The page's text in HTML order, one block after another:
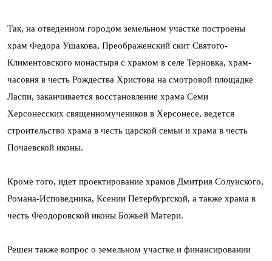
Так, на отведенном городом земельном участке построены
храм Федора Ушакова, Преображенский скит Святого-
Климентовского монастыря с храмом в селе Терновка, храм-
часовня в честь Рождества Христова на смотровой площадке
Ласпи, заканчивается восстановление храма Семи
Херсонесских священномучеников в Херсонесе, ведется
строительство храма в честь царской семьи и храма в честь
Почаевской иконы.
Кроме того, идет проектирование храмов Дмитрия Солунского,
Романа-Исповедника, Ксении Петербургской, а также храма в
честь Феодоровской иконы Божьей Матери.
Решен также вопрос о земельном участке и финансировании